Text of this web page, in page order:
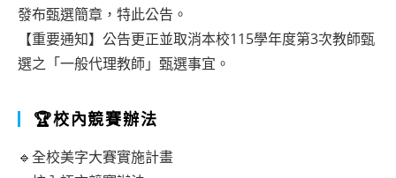
發布甄選簡章，特此公告。
【重要通知】公告更正並取消本校115學年度第3次教師甄
選之「一般代理教師」甄選事宜。
🏆校內競賽辦法
🔹全校美字大賽實施計畫